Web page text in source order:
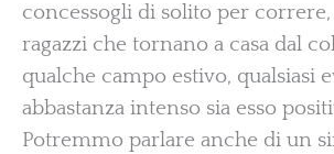
concessogli di solito per correre,
ragazzi che tornano a casa dal
qualche campo estivo, qualsiasi
abbastanza intenso sia esso
Potremmo parlare anche di un